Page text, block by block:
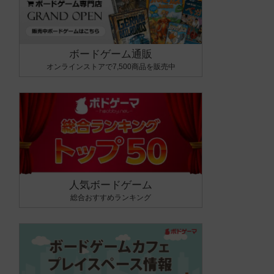
ボードゲーム通販
オンラインストアで7,500商品を販売中
人気ボードゲーム
総合おすすめランキング